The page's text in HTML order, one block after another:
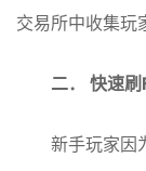
交易所中收集玩
二． 快速刷
新手玩家因